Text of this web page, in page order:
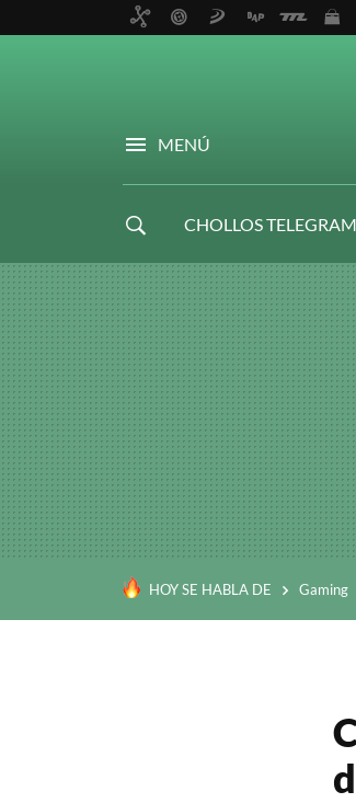
MENÚ
CHOLLOS TELEGRAM
HOY SE HABLA DE Gaming